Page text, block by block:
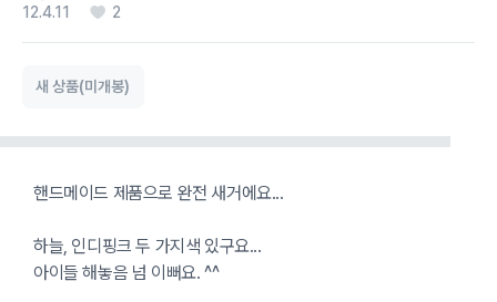
12.4.11 2
새 상품(미개봉)
핸드메이드 제품으로 완전 새거에요...
하늘, 인디핑크 두 가지색 있구요...
아이들 해놓음 넘 이뻐요. ^^